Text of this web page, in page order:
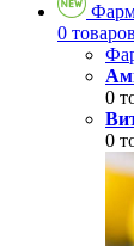
0 товаров
0
0